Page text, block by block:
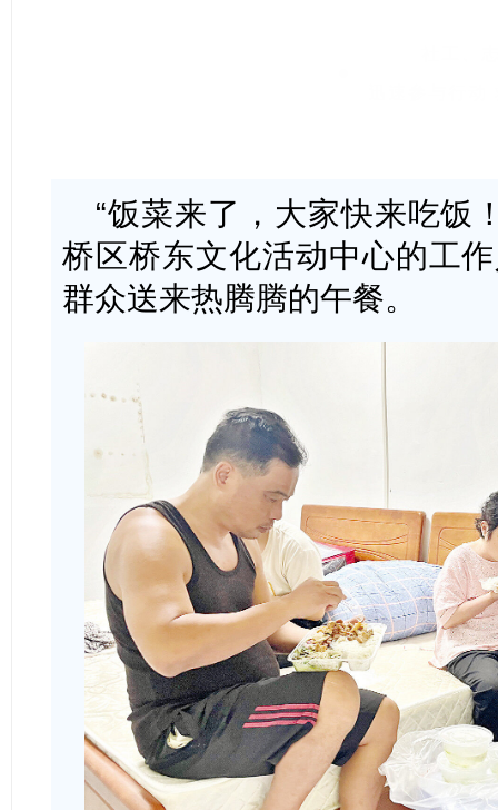
“饭菜来了，大家快来吃饭
桥区桥东文化活动中心的工
群众送来热腾腾的午餐。